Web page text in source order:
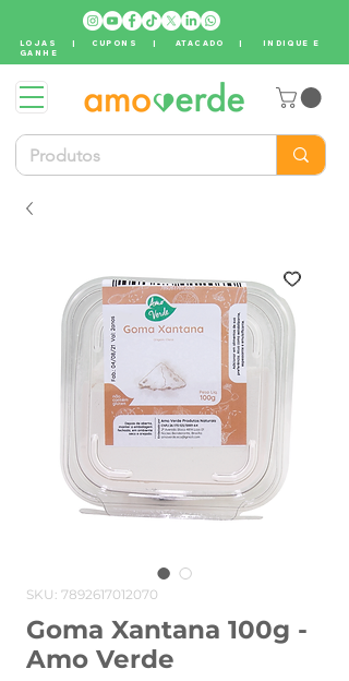
LOJAS | CUPONS |ATACADO | INDIQUE E
GANHE
SKU: 7892617012070
Goma Xantana 100g -
Amo Verde